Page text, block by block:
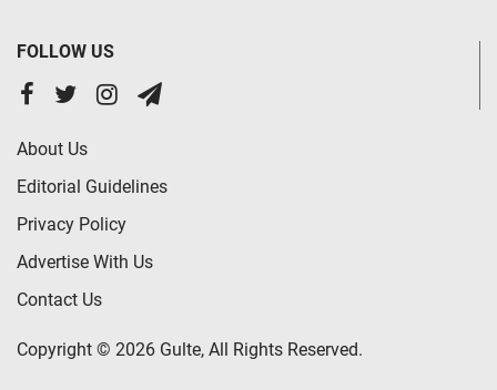
FOLLOW US
About Us
Editorial Guidelines
Privacy Policy
Advertise With Us
Contact Us
Copyright © 2026 Gulte, All Rights Reserved.